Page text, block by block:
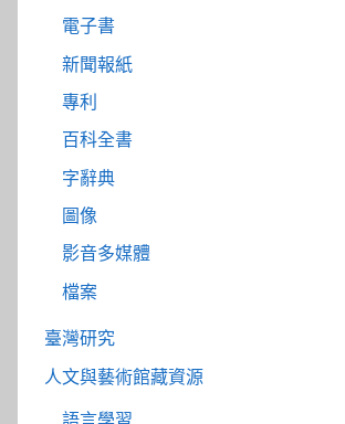
電子書
新聞報紙
專利
百科全書
字辭典
圖像
影音多媒體
檔案
臺灣研究
人文與藝術館藏資源